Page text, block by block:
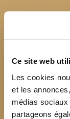
Ce site web
Les cookies
et les
médias
partageons